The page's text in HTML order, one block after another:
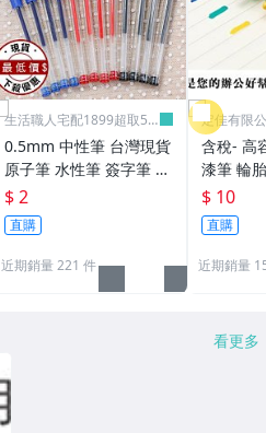
生活職人宅配1899超取59
0.5mm 中性筆 台灣現貨
原子筆 水性筆 簽字筆 原
珠筆 鋼珠筆 批發 文具
學生 辦公用品 生活職人
【B072】
$ 2
直購
近期銷量 221 件
定佳有限
含稅- 高
漆筆 輪
補漆 12
$ 10
直購
近期銷量
看更多